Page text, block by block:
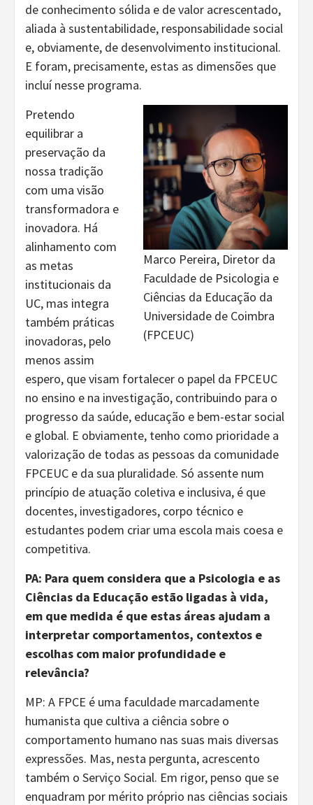
de conhecimento sólida e de valor acrescentado,
aliada à sustentabilidade, responsabilidade social
e, obviamente, de desenvolvimento institucional.
E foram, precisamente, estas as dimensões que
incluí nesse programa.
Marco Pereira, Diretor da
Faculdade de Psicologia e
Ciências da Educação da
Universidade de Coimbra
(FPCEUC)
Pretendo
equilibrar a
preservação da
nossa tradição
com uma visão
transformadora e
inovadora. Há
alinhamento com
as metas
institucionais da
UC, mas integra
também práticas
inovadoras, pelo
menos assim
espero, que visam fortalecer o papel da FPCEUC
no ensino e na investigação, contribuindo para o
progresso da saúde, educação e bem-estar social
e global. E obviamente, tenho como prioridade a
valorização de todas as pessoas da comunidade
FPCEUC e da sua pluralidade. Só assente num
princípio de atuação coletiva e inclusiva, é que
docentes, investigadores, corpo técnico e
estudantes podem criar uma escola mais coesa e
competitiva.
PA: Para quem considera que a Psicologia e as
Ciências da Educação estão ligadas à vida,
em que medida é que estas áreas ajudam a
interpretar comportamentos, contextos e
escolhas com maior profundidade e
relevância?
MP: A FPCE é uma faculdade marcadamente
humanista que cultiva a ciência sobre o
comportamento humano nas suas mais diversas
expressões. Mas, nesta pergunta, acrescento
também o Serviço Social. Em rigor, penso que se
enquadram por mérito próprio nas ciências sociais